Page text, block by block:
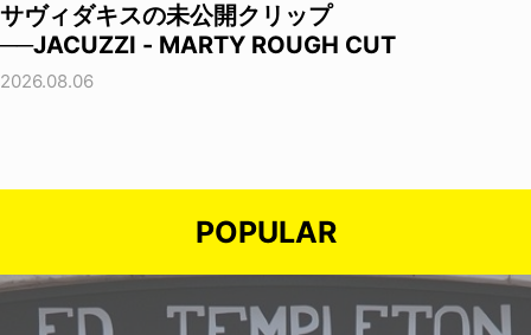
サヴィダキスの未公開クリップ
──JACUZZI - MARTY ROUGH CUT
2026.08.06
POPULAR